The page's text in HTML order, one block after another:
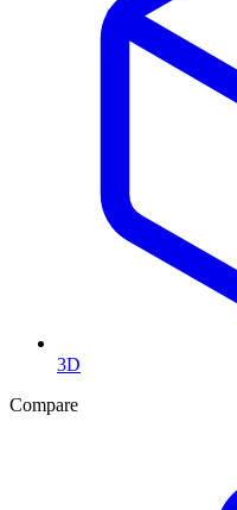
3D
Compare